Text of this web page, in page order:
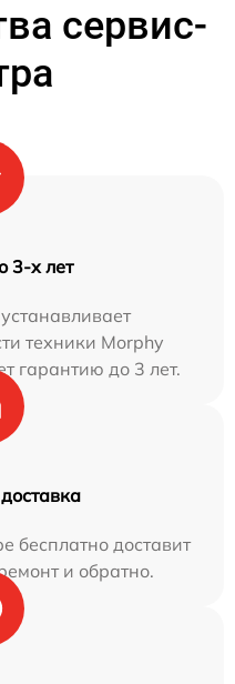
сервис-
3-х лет
техники Morphy
гарантию до 3 лет.
бесплатно доставит
и обратно.